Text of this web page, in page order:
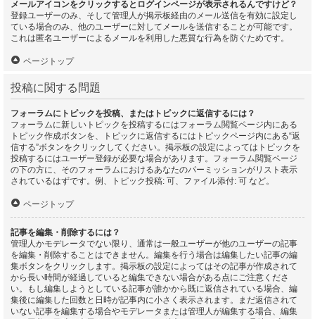
メールアイコンをクリックするとログインページが表示されるんですけど？
登録ユーザーのみ、そして管理人が掲示板経由のメール送信を有効に設定し
ている場合のみ、他のユーザーに対してメールを送信することが可能です。
これは匿名ユーザーによるメールを利用した悪質な行為を防ぐためです。
ページトップ
投稿に関する問題
フォーラムにトピックを投稿、またはトピックに返信するには？
フォーラムに新しいトピックを投稿するにはフォーラム閲覧ページ内にある
トピック作成ボタンを、トピックに返信するにはトピックページ内にある“返
信する”ボタンをクリックしてください。掲示板の設定によってはトピックを
投稿するにはユーザー登録が必要な場合があります。フォーラム閲覧ページ
の下の方に、そのフォーラムにおけるあなたのパーミッションがリスト表示
されているはずです。例、トピック投稿: 可、ファイル添付: 可 など。
ページトップ
記事を編集・削除するには？
管理人かモデレータでない限り、通常は一般ユーザーが他のユーザーの記事
を編集・削除することはできません。編集を行う場合は編集したい記事の編
集ボタンをクリックします。掲示板の設定によってはその記事が作成されて
から長い時間が経過していると編集できない場合がある点にご注意くださ
い。もし編集しようとしている記事が誰かから既に返信されている場合、編
集後に編集した回数と日時が記事内に小さく表示されます。まだ返信されて
いない記事を編集する場合やモデレータまたは管理人が編集する場合、編集